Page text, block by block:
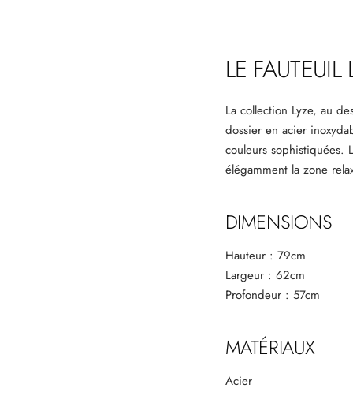
LE FAUTEUIL
La collection Lyze, au
dossier en acier
couleurs sophistiquées.
élégamment la zone
DIMENSIONS
Hauteur : 79cm
Largeur : 62cm
Profondeur : 57cm
MATÉRIAUX
Acier